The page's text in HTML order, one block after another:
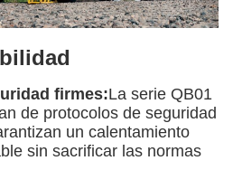
firmes:La serie QB01
de protocolos de seguridad
un calentamiento
sin sacrificar las normas